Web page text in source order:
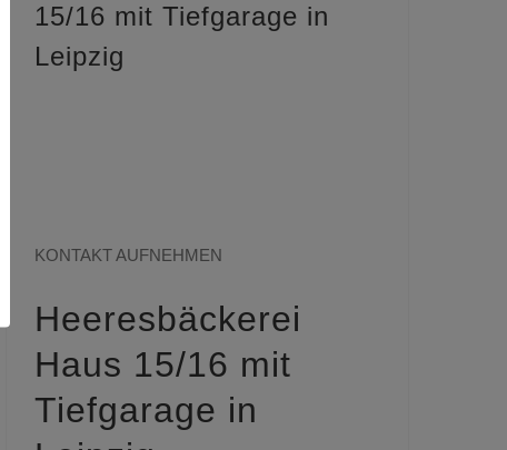
15/16 mit Tiefgarage in
Leipzig
KONTAKT AUFNEHMEN
Heeresbäckerei
Haus 15/16 mit
Tiefgarage in